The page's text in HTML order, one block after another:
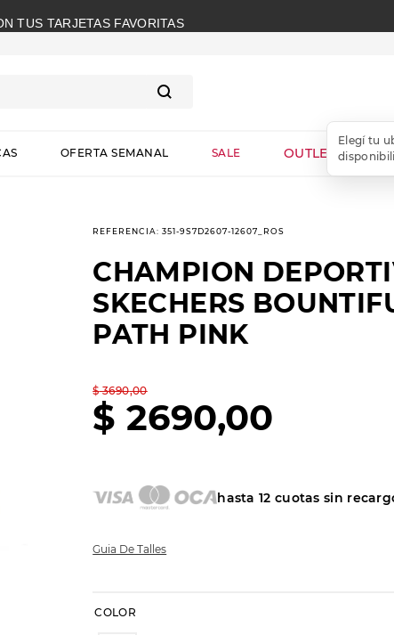
TUS TARJETAS FAVORITAS
OFERTA SEMANAL SALE OUTLET WEB
REFERENCIA:351-9S7D2607-12607_ROS
CHAMPION
SKECHERS
PATH PINK
$ 3690,00
$ 2690,00
hasta12 cuotas sin
Guia De Talles
COLOR